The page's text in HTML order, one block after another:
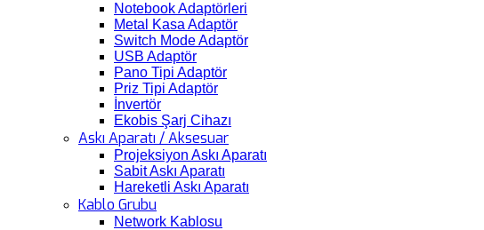
Notebook Adaptörleri
Metal Kasa Adaptör
Switch Mode Adaptör
USB Adaptör
Pano Tipi Adaptör
Priz Tipi Adaptör
İnvertör
Ekobis Şarj Cihazı
Askı Aparatı / Aksesuar
Projeksiyon Askı Aparatı
Sabit Askı Aparatı
Hareketli Askı Aparatı
Kablo Grubu
Network Kablosu